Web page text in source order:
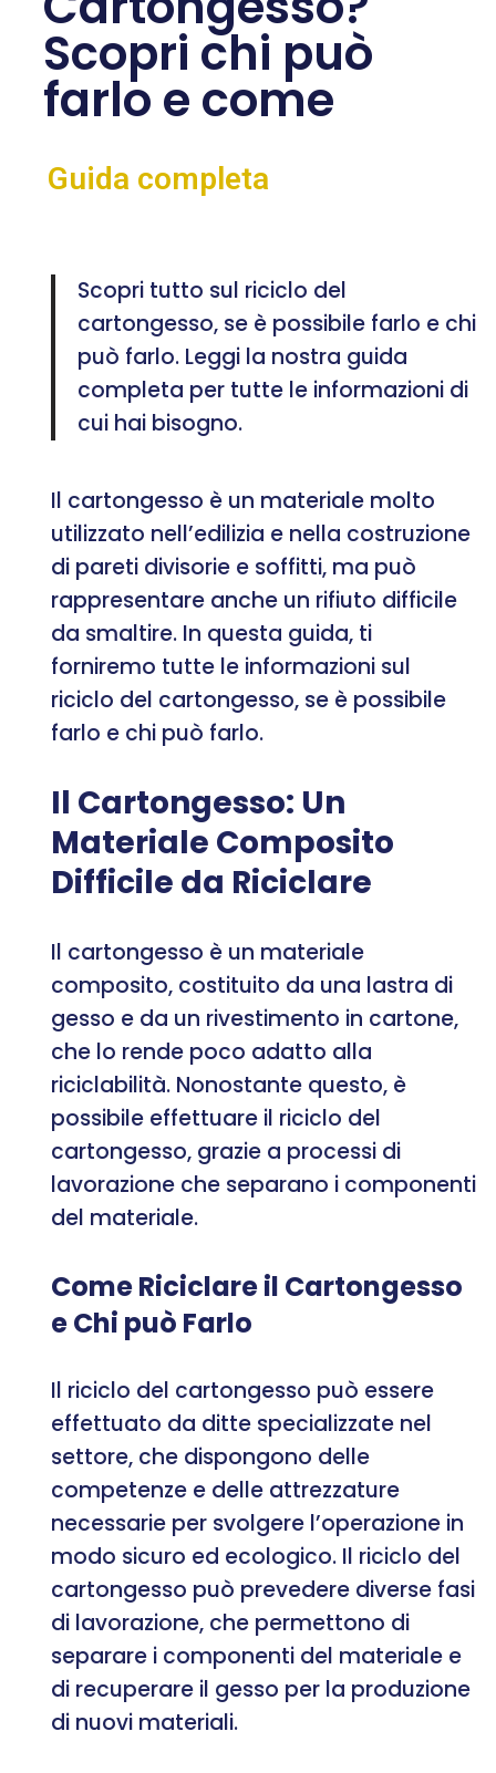
Scopri chi può
farlo e come
Guida completa
Scopri tutto sul riciclo del
cartongesso, se è possibile farlo e chi
può farlo. Leggi la nostra guida
completa per tutte le informazioni di
cui hai bisogno.
Il cartongesso è un materiale molto
utilizzato nell’edilizia e nella costruzione
di pareti divisorie e soffitti, ma può
rappresentare anche un rifiuto difficile
da smaltire. In questa guida, ti
forniremo tutte le informazioni sul
riciclo del cartongesso, se è possibile
farlo e chi può farlo.
Il Cartongesso: Un
Materiale Composito
Difficile da Riciclare
Il cartongesso è un materiale
composito, costituito da una lastra di
gesso e da un rivestimento in cartone,
che lo rende poco adatto alla
riciclabilità. Nonostante questo, è
possibile effettuare il riciclo del
cartongesso, grazie a processi di
lavorazione che separano i componenti
del materiale.
Come Riciclare il Cartongesso
e Chi può Farlo
Il riciclo del cartongesso può essere
effettuato da ditte specializzate nel
settore, che dispongono delle
competenze e delle attrezzature
necessarie per svolgere l’operazione in
modo sicuro ed ecologico. Il riciclo del
cartongesso può prevedere diverse fasi
di lavorazione, che permettono di
separare i componenti del materiale e
di recuperare il gesso per la produzione
di nuovi materiali.